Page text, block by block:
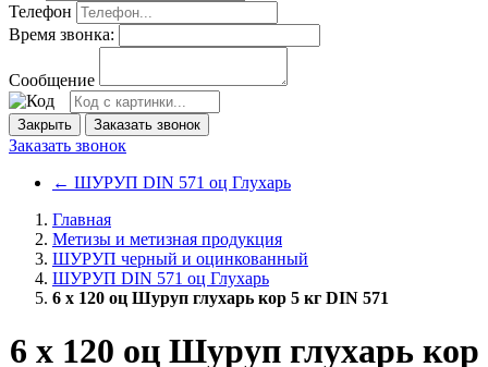
Телефон
Время звонка:
Сообщение
Закрыть Заказать звонок
Заказать звонок
← ШУРУП DIN 571 оц Глухарь
Главная
Метизы и метизная продукция
ШУРУП черный и оцинкованный
ШУРУП DIN 571 оц Глухарь
6 х 120 оц Шуруп глухарь кор 5 кг DIN 571
6 х 120 оц Шуруп глухарь кор